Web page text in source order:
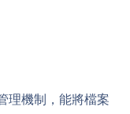
理機制，能將檔案